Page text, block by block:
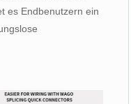
es Endbenutzern ein